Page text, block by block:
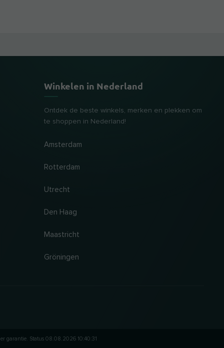
Winkelen in Nederland
Ontdek de beste winkels, merken en plekken om
te shoppen in Nederland!
Amsterdam
Rotterdam
Utrecht
Den Haag
Maastricht
Gröningen
garantie. Status 08.08.2026 10:40:31